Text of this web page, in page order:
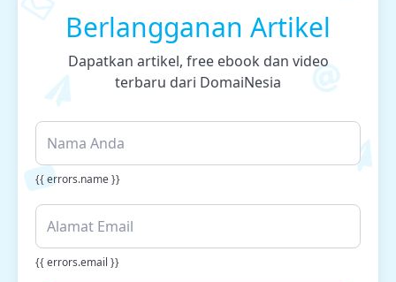
Berlangganan Artikel
Dapatkan artikel, free ebook dan video
terbaru dari DomaiNesia
{{ errors.name }}
{{ errors.email }}